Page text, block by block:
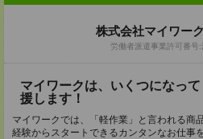
株式会社マイワー
労働者派遣事業許可番号
マイワークは、いくつになっ
援します！
マイワークでは、「軽作業」と言われる商
経験からスタートできるカンタンなお仕事